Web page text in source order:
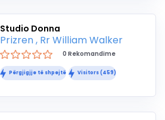
Studio Donna
Prizren , Rr William Walker
0 Rekomandime
Përgjigjje të shpejtë Visitors (459)